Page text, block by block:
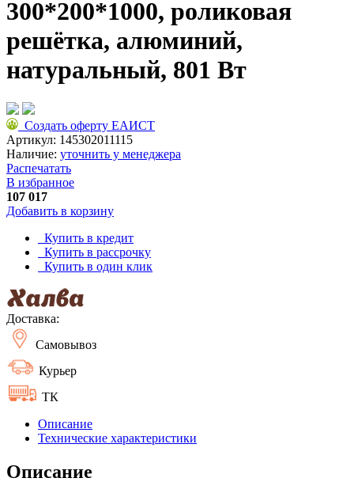
300*200*1000, роликовая
решётка, алюминий,
натуральный, 801 Вт
Создать оферту ЕАИСТ
Артикул: 145302011115
Наличие: уточнить у менеджера
Распечатать
В избранное
107 017
Добавить в корзину
Купить в кредит
Купить в рассрочку
Купить в один клик
Доставка:
Самовывоз
Курьер
ТК
Описание
Технические характеристики
Описание